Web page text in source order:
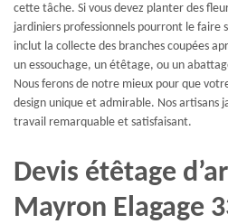
cette tâche. Si vous devez planter des
jardiniers professionnels pourront le faire
inclut la collecte des branches coupées
un essouchage, un étêtage, ou un
Nous ferons de notre mieux pour que
design unique et admirable. Nos artisans
travail remarquable et satisfaisant.
Devis étêtage
Mayron Elagage